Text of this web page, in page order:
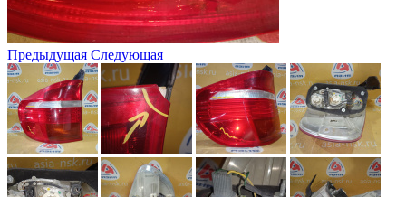
Предыдущая Следующая